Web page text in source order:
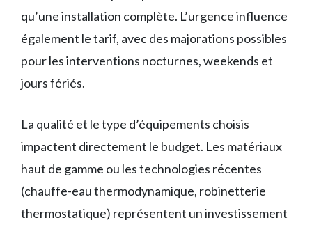
qu’une installation complète. L’urgence influence
également le tarif, avec des majorations possibles
pour les interventions nocturnes, weekends et
jours fériés.
La qualité et le type d’équipements choisis
impactent directement le budget. Les matériaux
haut de gamme ou les technologies récentes
(chauffe-eau thermodynamique, robinetterie
thermostatique) représentent un investissement